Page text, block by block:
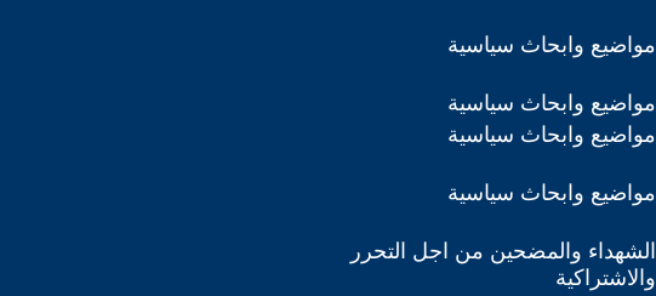
مواضيع وابحاث سياسية
مواضيع وابحاث سياسية
مواضيع وابحاث سياسية
مواضيع وابحاث سياسية
الشهداء والمضحين من اجل التحرر
والاشتراكية